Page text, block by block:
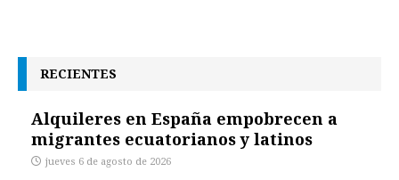
RECIENTES
Alquileres en España empobrecen a
migrantes ecuatorianos y latinos
jueves 6 de agosto de 2026